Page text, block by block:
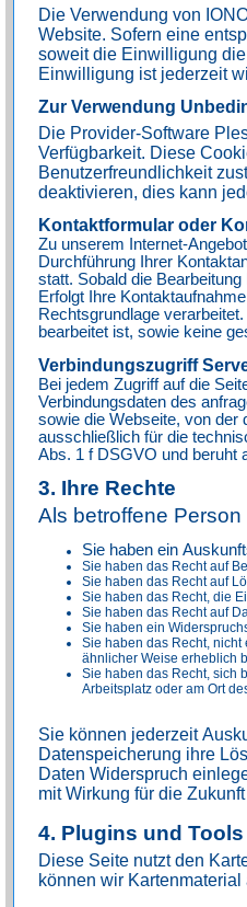
Die Verwendung von
Website. Sofern eine
soweit die Einwilligung
Einwilligung ist jederzeit
Zur Verwendung
Die Provider-Software
Verfügbarkeit. Diese
Benutzerfreundlichkeit
deaktivieren, dies kann
Kontaktformular oder
Zu unserem Internet-
Durchführung Ihrer
statt. Sobald die
Erfolgt Ihre
Rechtsgrundlage
bearbeitet ist, sowie keine
Verbindungszugriff
Bei jedem Zugriff auf die
Verbindungsdaten des
sowie die Webseite, von der
ausschließlich für die
Abs. 1 f DSGVO und beruht
3. Ihre Rechte
Als betroffene
Sie haben ein
Sie haben das Recht auf
Sie haben das Recht auf
Sie haben das Recht, die
Sie haben das Recht auf
Sie haben ein
Sie haben das Recht,
ähnlicher Weise erheblich
Sie haben das Recht, sich
Arbeitsplatz oder am Ort
Sie können jederzeit
Datenspeicherung ihre
Daten Widerspruch
mit Wirkung für die
4. Plugins und Tools
Diese Seite nutzt den
können wir